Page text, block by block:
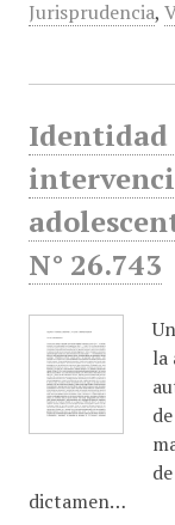
Jurisprudencia,
Identidad
N° 26.743
la
dictamen…